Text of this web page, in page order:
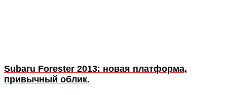
Subaru Forester 2013: новая платформа,
привычный облик.